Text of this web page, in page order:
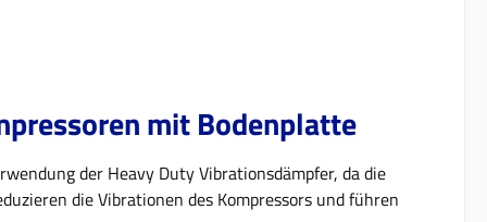
mit Bodenplatte
der Heavy Duty Vibrationsdämpfer, da die
die Vibrationen des Kompressors und führen